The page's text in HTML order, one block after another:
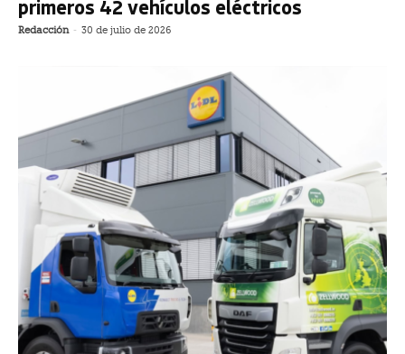
primeros 42 vehículos eléctricos
Redacción - 30 de julio de 2026